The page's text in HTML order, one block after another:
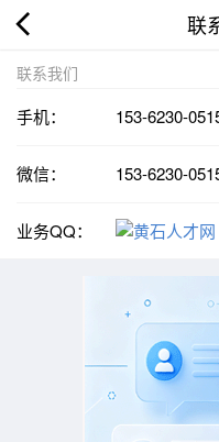
联
联系我们
手机： 153-6230-
微信： 153-6230-
业务QQ：